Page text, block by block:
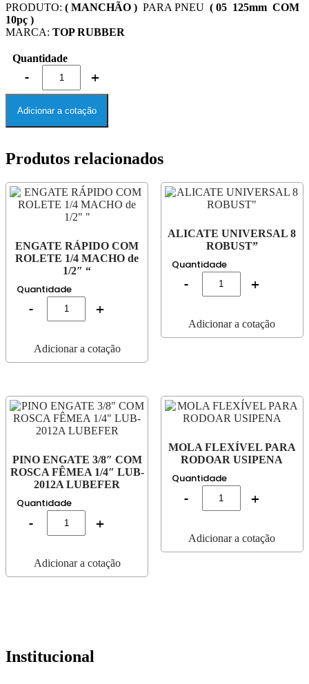
PRODUTO: ( MANCHÃO ) PARA PNEU ( 05 125mm COM
10pç )
MARCA: TOP RUBBER
Quantidade
Adicionar a cotação
Produtos relacionados
ENGATE RÁPIDO COM
ROLETE 1/4 MACHO de
1/2″ “
Quantidade
Adicionar a cotação
ALICATE UNIVERSAL 8
ROBUST”
Quantidade
Adicionar a cotação
PINO ENGATE 3/8″ COM
ROSCA FÊMEA 1/4″ LUB-
2012A LUBEFER
Quantidade
Adicionar a cotação
MOLA FLEXÍVEL PARA
RODOAR USIPENA
Quantidade
Adicionar a cotação
Institucional